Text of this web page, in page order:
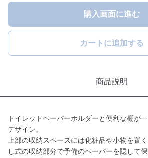
購入画面に進む
カートに追加する
商品説明
トイレットペーパーホルダーと便利な棚が
デザイン。
上部の収納スペースには化粧品や小物を置
し式の収納部分で予備のペーパーを隠して保